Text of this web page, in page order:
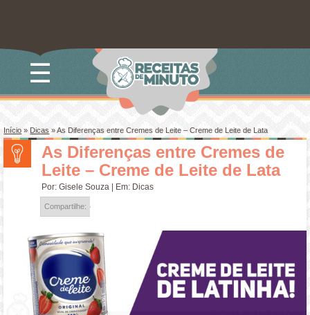
☰
Início»Dicas »As Diferenças entre Cremes de Leite – Creme de Leite de Lata
As Diferenças entre Cremes de
Leite – Creme de Leite de Lata
Por:Gisele Souza | Em: Dicas
Compartilhe: